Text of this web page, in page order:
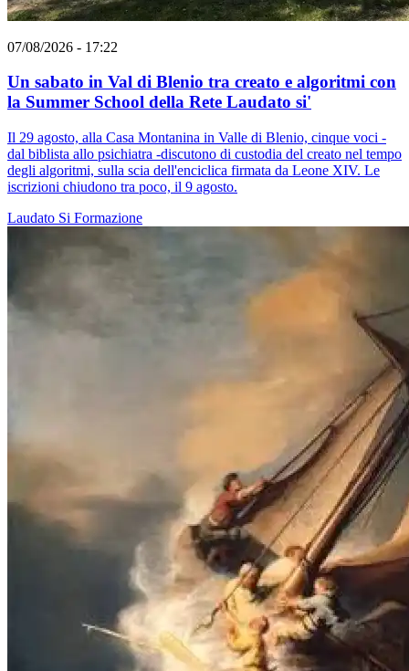
07/08/2026 - 17:22
Un sabato in Val di Blenio tra creato e algoritmi con
la Summer School della Rete Laudato si'
Il 29 agosto, alla Casa Montanina in Valle di Blenio, cinque voci -
dal biblista allo psichiatra -discutono di custodia del creato nel tempo
degli algoritmi, sulla scia dell'enciclica firmata da Leone XIV. Le
iscrizioni chiudono tra poco, il 9 agosto.
Laudato Si Formazione